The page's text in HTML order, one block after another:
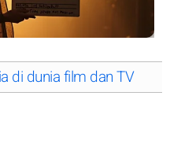
di dunia film dan TV